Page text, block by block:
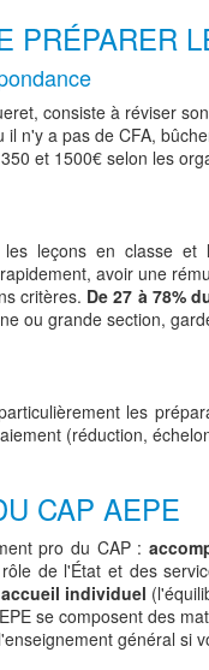
PRÉPARER
consiste à réviser
n'y a pas de CFA,
et 1500€ selon les
leçons en classe
avoir une
critères. De 27 à 78%
ou grande section,
les
(réduction,
CAP AEPE
pro du CAP :
de l'État et des
individuel
se composent des
général si